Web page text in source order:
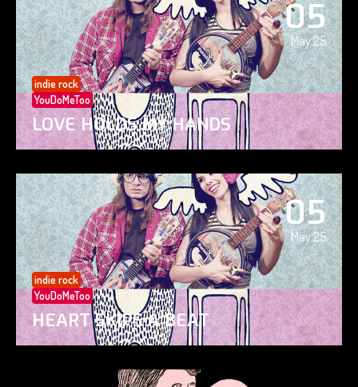
05
May 25
indie rock
YouDoMeToo
LOVE HOLDS MY HANDS
05
May 25
indie rock
YouDoMeToo
HEART SKIPS A BEAT